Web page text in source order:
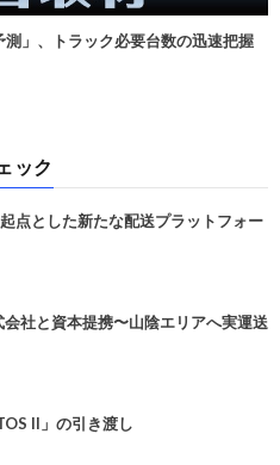
測」、トラック必要台数の迅速把握
ック
点とした新たな配送プラットフォー
社と資本提携〜山陰エリアへ実運送
II」の引き渡し